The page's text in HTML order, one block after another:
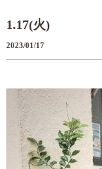
1.17(火)
2023/01/17